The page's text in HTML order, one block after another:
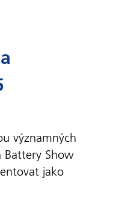
významných
Battery Show
jako